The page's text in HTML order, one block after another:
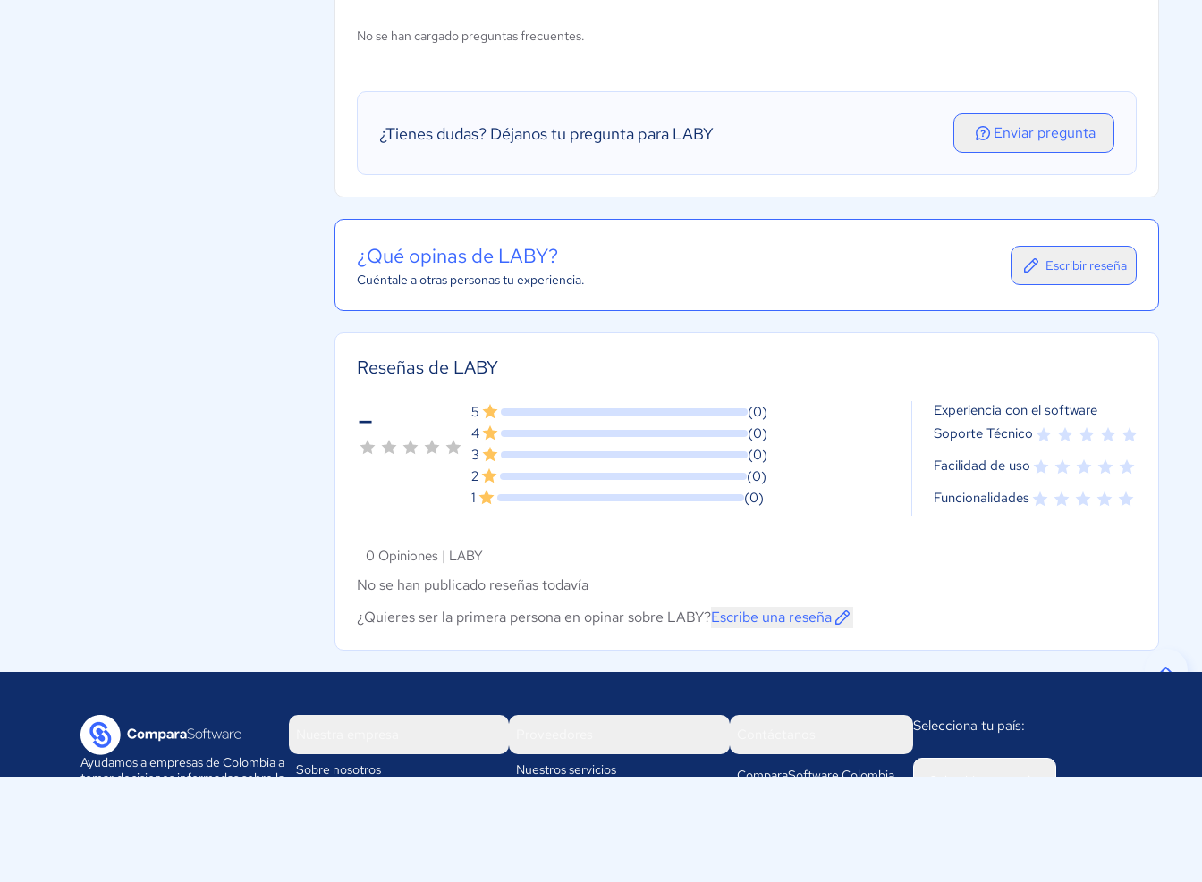
No se han cargado preguntas frecuentes.
¿Tienes dudas? Déjanos tu pregunta para LABY Enviar pregunta
¿Qué opinas de LABY?
Cuéntale a otras personas tu experiencia.
Escribir reseña
Reseñas de LABY
- 5
(0)
4
(0)
3
(0)
2
(0)
1
(0)
Experiencia con el software
Soporte Técnico
Facilidad de uso
Funcionalidades
0 Opiniones | LABY
No se han publicado reseñas todavía
¿Quieres ser la primera persona en opinar sobre LABY?Escribe una reseña
Ayudamos a empresas de Colombia a
tomar decisiones informadas sobre la
Sobre nosotros
Nuestros servicios
ComparaSoftware Colombia
Selecciona tu país: